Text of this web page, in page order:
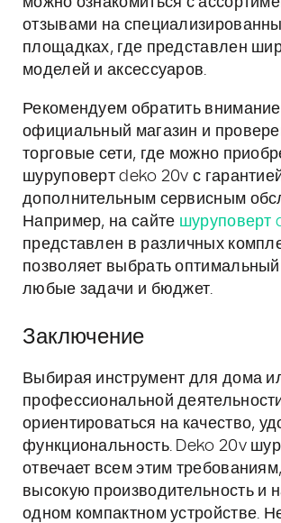
отзывами на
площадках, где представлен
моделей и аксессуаров.
Рекомендуем обратить
официальный магазин и
торговые сети, где можно
шуруповерт deko 20v с
дополнительным сервисным
Например, на сайте шуруповерт
представлен в различных
позволяет выбрать
любые задачи и бюджет.
Заключение
Выбирая инструмент для дома
профессиональной
ориентироваться на качество,
функциональность. Deko 20v
отвечает всем этим
высокую производительность и
одном компактном устройстве.